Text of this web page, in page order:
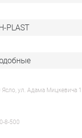
PLAST
Ясло, ул. Адама Мицкевича
8-500